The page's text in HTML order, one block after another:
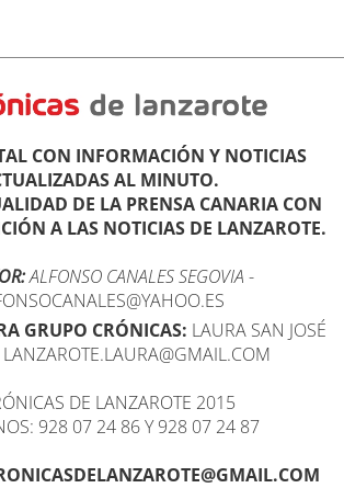
CON INFORMACIÓN Y NOTICIAS
AL MINUTO.
DE LA PRENSA CANARIA CON
A LAS NOTICIAS DE LANZAROTE.
ALFONSO CANALES SEGOVIA -
GRUPO CRÓNICAS: LAURA SAN JOSÉ
LANZAROTE.LAURA@GMAIL.COM
DE LANZAROTE 2015
928 07 24 86 Y 928 07 24 87